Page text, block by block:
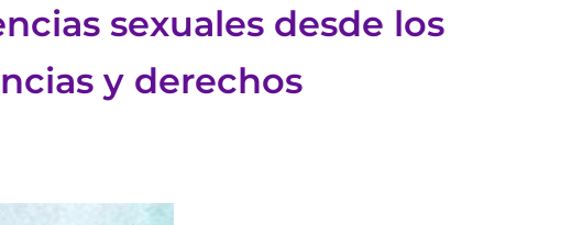
sexuales desde los
y derechos